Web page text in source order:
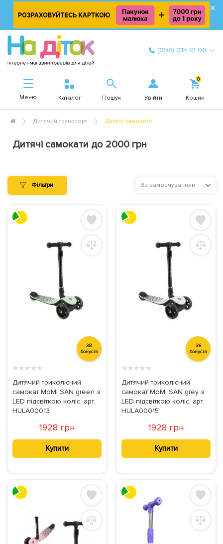
×
(098) 015 81 06
Меню Каталог Пошук Увійти
0
Кошик
Дитячий транспорт Дитячі самокати
Дитячі самокати до 2000 грн
Фільтри За замовчуванням
38
бонусів
★★★★★
Дитячий триколісний
самокат MoMi SAN green з
LED підсвіткою коліс, арт.
HULA00013
1928 грн
Купити
36
бонусів
★★★★★
Дитячий триколісний
самокат MoMi SAN grey з
LED підсвіткою коліс, арт.
HULA00015
1928 грн
Купити